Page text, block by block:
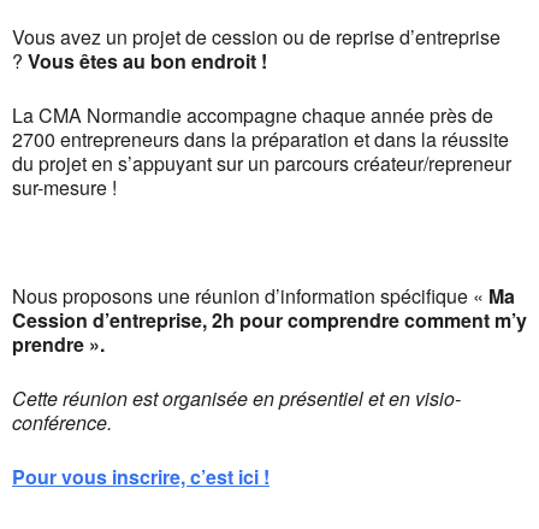
Vous avez un projet de cession ou de reprise d’entreprise
? Vous êtes au bon endroit !
La CMA Normandie accompagne chaque année près de
2700 entrepreneurs dans la préparation et dans la réussite
du projet en s’appuyant sur un parcours créateur/repreneur
sur-mesure !
Nous proposons une réunion d’information spécifique « Ma
Cession d’entreprise, 2h pour comprendre comment m’y
prendre ».
Cette réunion est organisée en présentiel et en visio-
conférence.
Pour vous inscrire, c’est ici !